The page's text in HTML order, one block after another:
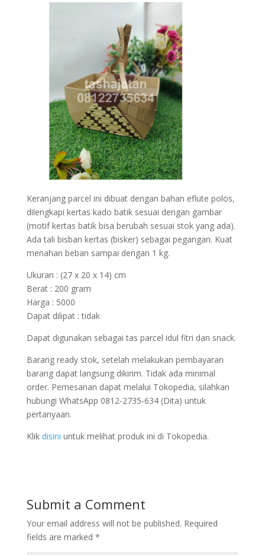
Keranjang parcel ini dibuat dengan bahan eflute polos,
dilengkapi kertas kado batik sesuai dengan gambar
(motif kertas batik bisa berubah sesuai stok yang ada).
Ada tali bisban kertas (bisker) sebagai pegangan. Kuat
menahan beban sampai dengan 1 kg.
Ukuran : (27 x 20 x 14) cm
Berat : 200 gram
Harga : 5000
Dapat dilipat : tidak
Dapat digunakan sebagai tas parcel idul fitri dan snack.
Barang ready stok, setelah melakukan pembayaran
barang dapat langsung dikirim. Tidak ada minimal
order. Pemesanan dapat melalui Tokopedia, silahkan
hubungi WhatsApp 0812-2735-634 (Dita) untuk
pertanyaan.
Klik disini untuk melihat produk ini di Tokopedia.
Submit a Comment
Your email address will not be published. Required
fields are marked *